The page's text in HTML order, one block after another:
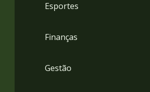
Esportes
Finanças
Gestão